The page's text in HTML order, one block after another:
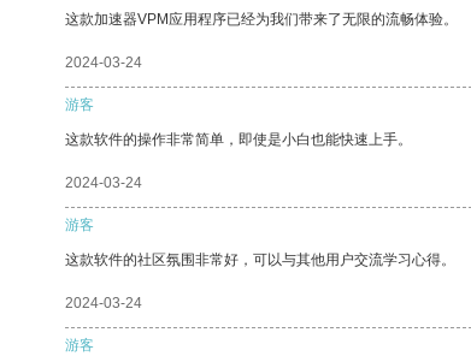
这款加速器VPM应用程序已经为我们带来了无限的流畅体验。
2024-03-24
游客
这款软件的操作非常简单，即使是小白也能快速上手。
2024-03-24
游客
这款软件的社区氛围非常好，可以与其他用户交流学习心得。
2024-03-24
游客